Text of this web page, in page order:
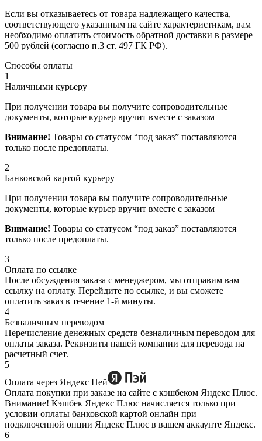
Если вы отказываетесь от товара надлежащего качества,
соответствующего указанным на сайте характеристикам, вам
необходимо оплатить стоимость обратной доставки в размере
500 рублей (согласно п.3 ст. 497 ГК РФ).
Способы оплаты
1
Наличными курьеру
При получении товара вы получите сопроводительные
документы, которые курьер вручит вместе с заказом
Внимание! Товары со статусом “под заказ” поставляются
только после предоплаты.
2
Банковской картой курьеру
При получении товара вы получите сопроводительные
документы, которые курьер вручит вместе с заказом
Внимание! Товары со статусом “под заказ” поставляются
только после предоплаты.
3
Оплата по ссылке
После обсуждения заказа с менеджером, мы отправим вам
ссылку на оплату. Перейдите по ссылке, и вы сможете
оплатить заказ в течение 1-й минуты.
4
Безналичным переводом
Перечисление денежных средств безналичным переводом для
оплаты заказа. Реквизиты нашей компании для перевода на
расчетный счет.
5
Оплата через Яндекс Пей
Оплата покупки при заказе на сайте с кэшбеком Яндекс Плюс.
Внимание! Кэшбек Яндекс Плюс начисляется только при
условии оплаты банковской картой онлайн при
подключенной опции Яндекс Плюс в вашем аккаунте Яндекс.
6